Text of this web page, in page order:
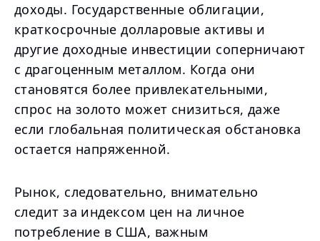
доходы. Государственные облигации,
краткосрочные долларовые активы и
другие доходные инвестиции соперничают
с драгоценным металлом. Когда они
становятся более привлекательными,
спрос на золото может снизиться, даже
если глобальная политическая обстановка
остается напряженной.
Рынок, следовательно, внимательно
следит за индексом цен на личное
потребление в США, важным